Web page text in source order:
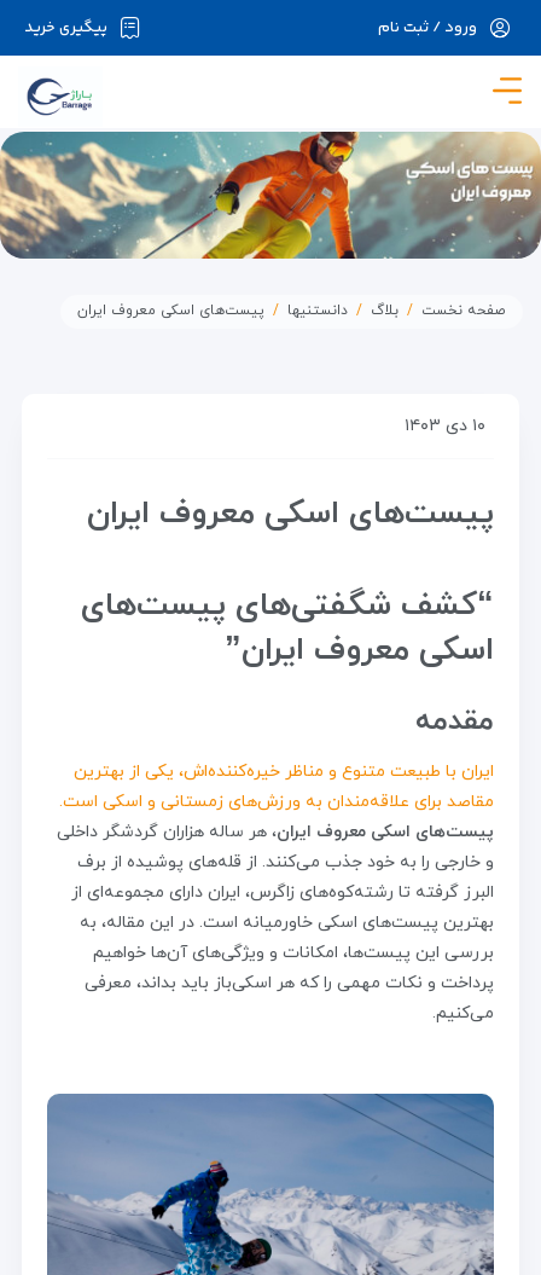
در حال حاضر ارتباط با سرور قطع می باشد لطفا
پیگیری خرید ورود / ثبت نام
صفحه نخست بلاگ دانستنیها پیست‌های اسکی معروف ایران
۱۰ دی ۱۴۰۳
پیست‌های اسکی معروف ایران
“کشف شگفتی‌های پیست‌های
اسکی معروف ایران”
مقدمه
ایران با طبیعت متنوع و مناظر خیره‌کننده‌اش، یکی از بهترین
مقاصد برای علاقه‌مندان به ورزش‌های زمستانی و اسکی است.
پیست‌های اسکی معروف ایران، هر ساله هزاران گردشگر داخلی
و خارجی را به خود جذب می‌کنند. از قله‌های پوشیده از برف
البرز گرفته تا رشته‌کوه‌های زاگرس، ایران دارای مجموعه‌ای از
بهترین پیست‌های اسکی خاورمیانه است. در این مقاله، به
بررسی این پیست‌ها، امکانات و ویژگی‌های آن‌ها خواهیم
پرداخت و نکات مهمی را که هر اسکی‌باز باید بداند، معرفی
می‌کنیم.